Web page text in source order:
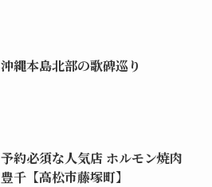
沖縄本島北部の歌碑巡り
予約必須な人気店 ホルモン焼肉
豊千【高松市藤塚町】